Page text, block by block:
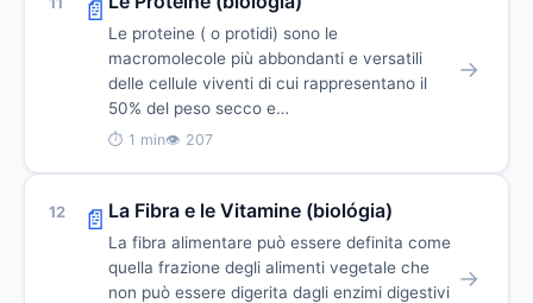
📄
Le proteine ( o protidi) sono le
macromolecole più abbondanti e versatili
delle cellule viventi di cui rappresentano il
50% del peso secco e…
⏱ 1 min👁 207
→
12 📄 La Fibra e le Vitamine (biológia)
La fibra alimentare può essere definita come
quella frazione degli alimenti vegetale che
non può essere digerita dagli enzimi digestivi →